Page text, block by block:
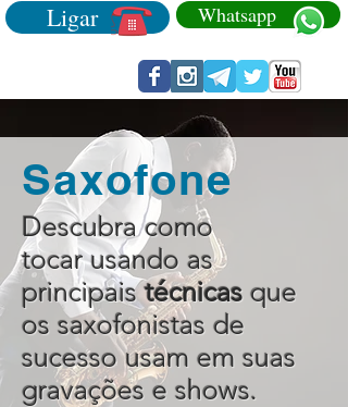
Ligar Whatsapp
Saxofone
Descubra como
tocar usando as
principaistécnicas que
os saxofonistas de
sucesso usam em suas
gravações e shows.